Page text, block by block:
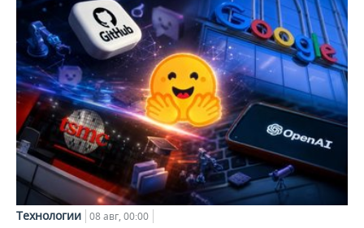
Технологии 08 авг, 00:00